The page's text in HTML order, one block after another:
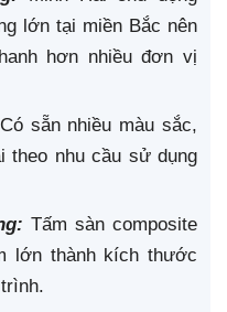
lớn tại miền Bắc nên
hơn nhiều đơn vị
Có sẵn nhiều màu sắc,
theo nhu cầu sử dụng
Tấm sàn composite
lớn thành kích thước